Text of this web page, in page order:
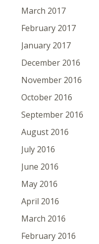
March 2017
February 2017
January 2017
December 2016
November 2016
October 2016
September 2016
August 2016
July 2016
June 2016
May 2016
April 2016
March 2016
February 2016